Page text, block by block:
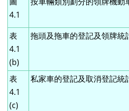
4.1
表
4.1
(b)
拖頭及拖車的登記及領牌統
表
4.1
(c)
私家車的登記及取消登記統